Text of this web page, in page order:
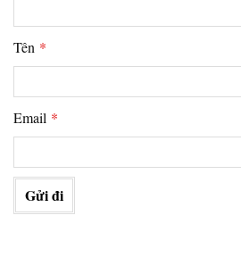
Tên *
Email *